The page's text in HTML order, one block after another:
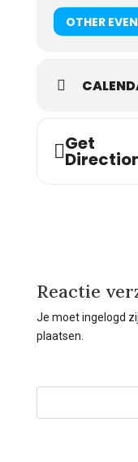
OTHER
Get
Reactie
Je moet ingelogd
plaatsen.